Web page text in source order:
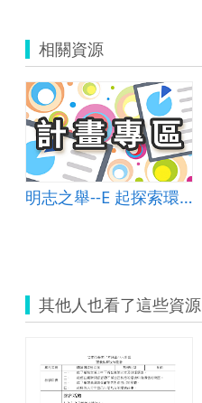
意）.zip
相關資源
明志之舉--E 起探索環境愛地球
其他人也看了這些資源